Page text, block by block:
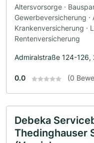
Altersvorsorge ·
Gewerbeversicherung ·
Krankenversicherung ·
Rentenversicherung
Admiralstraße 124-126,
0.0 (0
Debeka
Thedinghauser